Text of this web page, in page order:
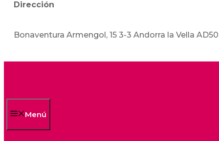
Dirección
Bonaventura Armengol, 15 3-3 Andorra la Vella
Menú